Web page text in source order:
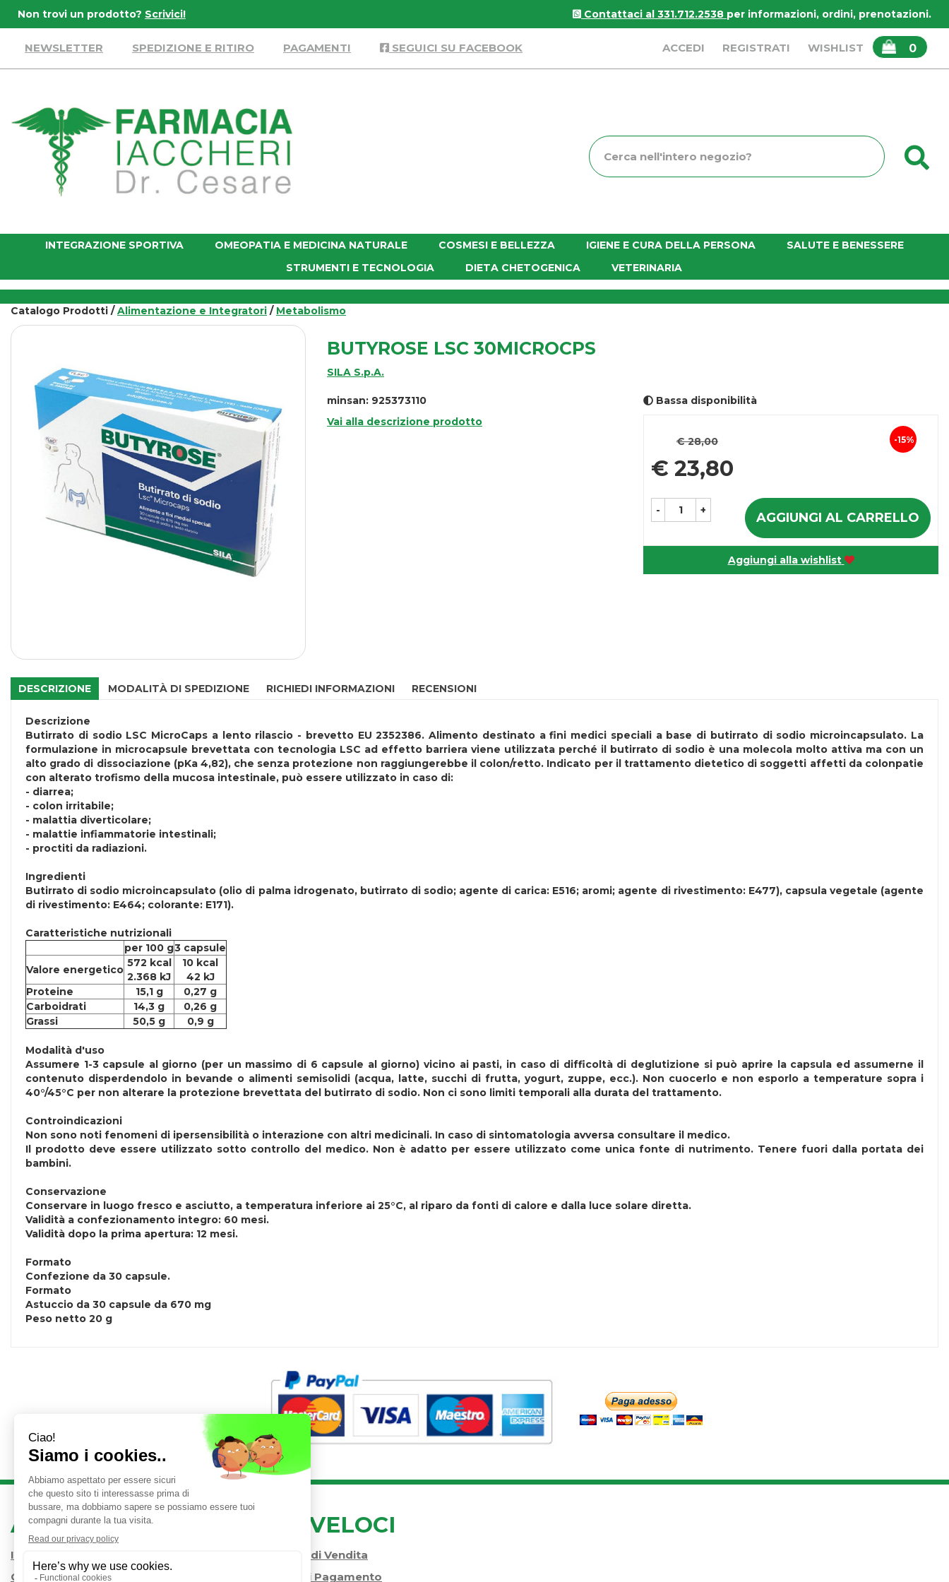
principale
Contattaci al 331.712.2538 per informazioni, ordini, prenotazioni.
Non trovi un prodotto? Scrivici!
NEWSLETTER SPEDIZIONE E RITIRO PAGAMENTI SEGUICI SU FACEBOOK ACCEDI REGISTRATI WISHLIST 0
ARTICOLI
INSERITI
Farmacia
Iaccheri
Cerca
Prodotto
INTEGRAZIONE SPORTIVA OMEOPATIA E MEDICINA NATURALE COSMESI E BELLEZZA IGIENE E CURA DELLA PERSONA
SALUTE E BENESSERE
STRUMENTI E TECNOLOGIA
DIETA CHETOGENICA VETERINARIA
Catalogo Prodotti /Alimentazione e Integratori / Metabolismo
BUTYROSE LSC 30MICROCPS
SILA S.p.A.
minsan: 925373110
Vai alla descrizione prodotto
Bassa disponibilità
15%
€ 28,00
Prezzo
€ 23,80
- + AGGIUNGI AL CARRELLO
Aggiungi alla wishlist
DESCRIZIONE MODALITÀ DI SPEDIZIONE RICHIEDI INFORMAZIONI RECENSIONI
Descrizione
Butirrato di sodio LSC MicroCaps a lento rilascio - brevetto EU 2352386. Alimento destinato a fini medici speciali a base di butirrato di sodio microincapsulato. La
formulazione in microcapsule brevettata con tecnologia LSC ad effetto barriera viene utilizzata perché il butirrato di sodio è una molecola molto attiva ma con un
alto grado di dissociazione (pKa 4,82), che senza protezione non raggiungerebbe il colon/retto. Indicato per il trattamento dietetico di soggetti affetti da colonpatie
con alterato trofismo della mucosa intestinale, può essere utilizzato in caso di:
- diarrea;
- colon irritabile;
- malattia diverticolare;
- malattie infiammatorie intestinali;
- proctiti da radiazioni.
Ingredienti
Butirrato di sodio microincapsulato (olio di palma idrogenato, butirrato di sodio; agente di carica: E516; aromi; agente di rivestimento: E477), capsula vegetale (agente
di rivestimento: E464; colorante: E171).
Caratteristiche nutrizionali
per 100 g3 capsule
Valore energetico
572 kcal
2.368 kJ
10 kcal
42 kJ
Proteine
15,1 g
0,27 g
Carboidrati
14,3 g
0,26 g
Grassi
50,5 g 0,9 g
Modalità d'uso
Assumere 1-3 capsule al giorno (per un massimo di 6 capsule al giorno) vicino ai pasti, in caso di difficoltà di deglutizione si può aprire la capsula ed assumerne il
contenuto disperdendolo in bevande o alimenti semisolidi (acqua, latte, succhi di frutta, yogurt, zuppe, ecc.). Non cuocerlo e non esporlo a temperature sopra i
40°/45°C per non alterare la protezione brevettata del butirrato di sodio. Non ci sono limiti temporali alla durata del trattamento.
Controindicazioni
Non sono noti fenomeni di ipersensibilità o interazione con altri medicinali. In caso di sintomatologia avversa consultare il medico.
Il prodotto deve essere utilizzato sotto controllo del medico. Non è adatto per essere utilizzato come unica fonte di nutrimento. Tenere fuori dalla portata dei
bambini.
Conservazione
Conservare in luogo fresco e asciutto, a temperatura inferiore ai 25°C, al riparo da fonti di calore e dalla luce solare diretta.
Validità a confezionamento integro: 60 mesi.
Validità dopo la prima apertura: 12 mesi.
Formato
Confezione da 30 capsule.
Formato
Astuccio da 30 capsule da 670 mg
Peso netto 20 g
AREA UTENTE
Iscrizione alla Newsletter
Contatti
LINK VELOCI
Condizioni di Vendita
Modalità di Pagamento